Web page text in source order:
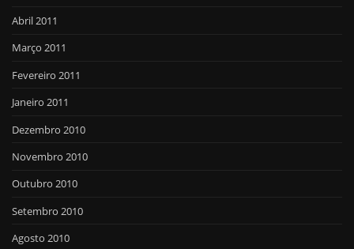
Abril 2011
Março 2011
Fevereiro 2011
Janeiro 2011
Dezembro 2010
Novembro 2010
Outubro 2010
Setembro 2010
Agosto 2010